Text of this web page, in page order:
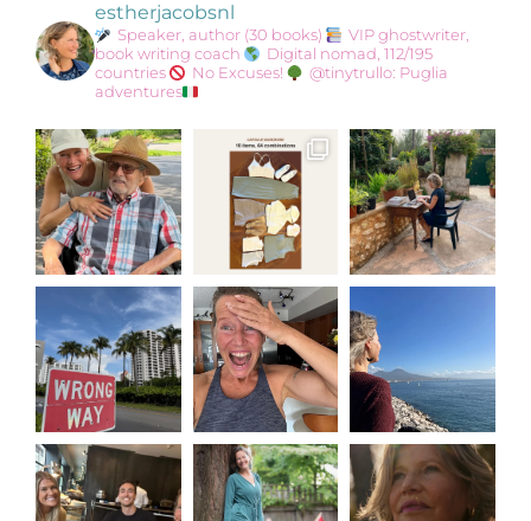
estherjacobsnl
Speaker, author (30 books)
VIP ghostwriter,
book writing coach
Digital nomad, 112/195
countries
No Excuses!
@tinytrullo: Puglia
adventures